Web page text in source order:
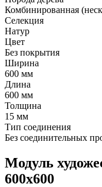
Комбинированная
Селекция
Натур
Цвет
Без покрытия
Ширина
600 мм
Длина
600 мм
Толщина
15 мм
Тип соединения
Без соединительных
Модуль
600х600